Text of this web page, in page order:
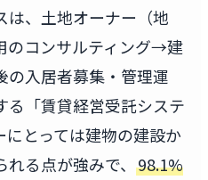
は、土地オーナー（地
のコンサルティング→建
入居者募集・管理運
る「賃貸経営受託システ
とっては建物の建設か
る点が強みで、 98.1%